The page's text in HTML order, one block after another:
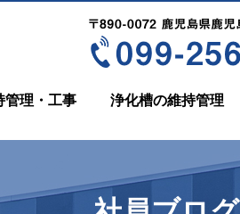
管理・工事 浄化槽の維持管理